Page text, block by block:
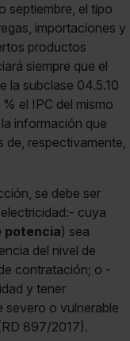
septiembre, el tipo
importaciones y
productos
siempre que el
la subclase 04.5.10
el IPC del mismo
información que
de, respectivamente,
se debe ser
cuya
potencia) sea
del nivel de
contratación; o -
y tener
severo o vulnerable
897/2017).